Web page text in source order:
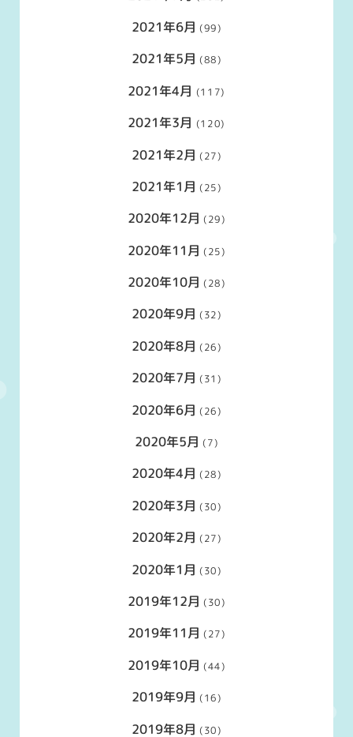
2021年6月 (99)
2021年5月 (88)
2021年4月 (117)
2021年3月 (120)
2021年2月 (27)
2021年1月 (25)
2020年12月 (29)
2020年11月 (25)
2020年10月 (28)
2020年9月 (32)
2020年8月 (26)
2020年7月 (31)
2020年6月 (26)
2020年5月 (7)
2020年4月 (28)
2020年3月 (30)
2020年2月 (27)
2020年1月 (30)
2019年12月 (30)
2019年11月 (27)
2019年10月 (44)
2019年9月 (16)
2019年8月 (30)